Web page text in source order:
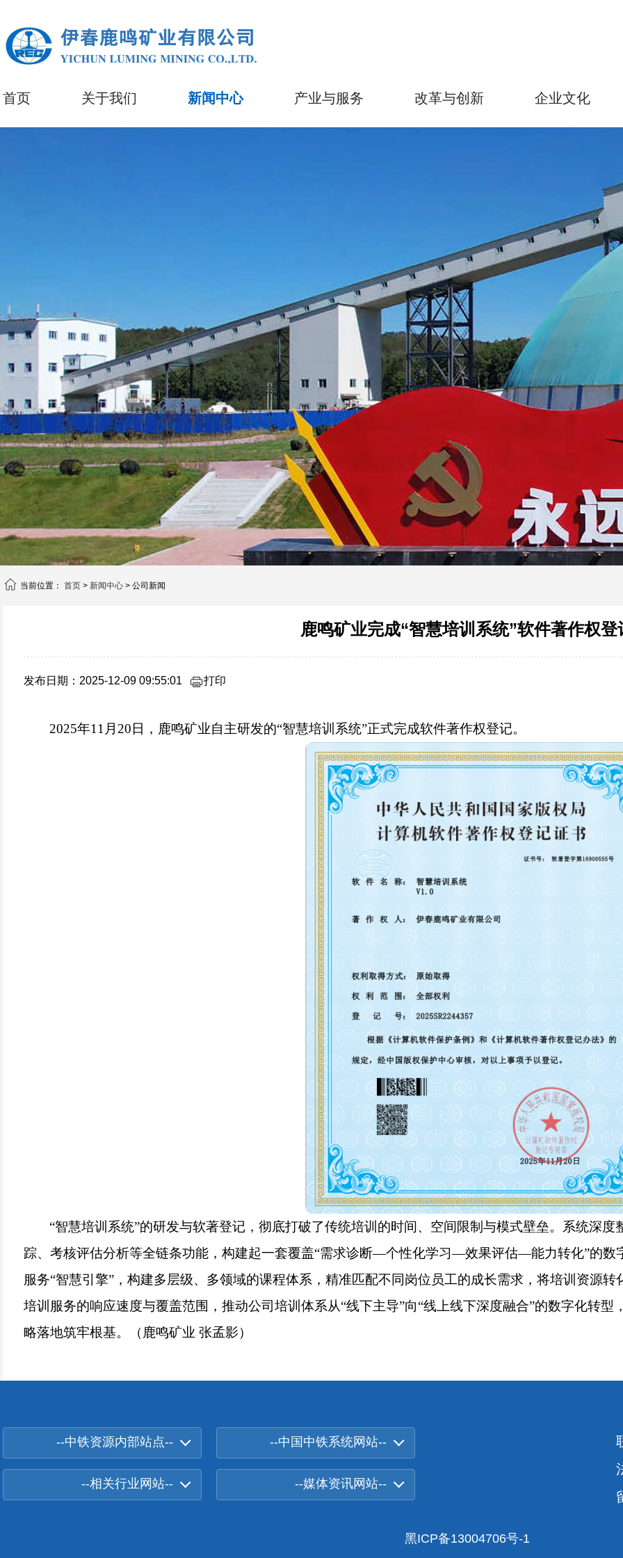
首页 关于我们 新闻中心 产业与服务 改革与创新 企业文化
当前位置： 首页 > 新闻中心 > 公司新闻
鹿鸣矿业完成“智慧培训系统”软件著作权登
发布日期：2025-12-09 09:55:01 打印
2025年11月20日，鹿鸣矿业自主研发的“智慧培训系统”正式完成软件著作权登记。
“智慧培训系统”的研发与软著登记，彻底打破了传统培训的时间、空间限制与模式壁垒。系统深
踪、考核评估分析等全链条功能，构建起一套覆盖“需求诊断—个性化学习—效果评估—能力转化”的数
服务“智慧引擎”，构建多层级、多领域的课程体系，精准匹配不同岗位员工的成长需求，将培训资源
培训服务的响应速度与覆盖范围，推动公司培训体系从“线下主导”向“线上线下深度融合”的数字化转
略落地筑牢根基。（鹿鸣矿业 张孟影）
--中铁资源内部站点-- --中国中铁系统网站--
--相关行业网站-- --媒体资讯网站--
黑ICP备13004706号-1